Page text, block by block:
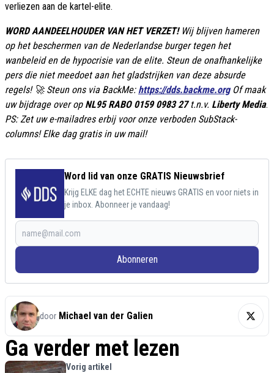
verliezen aan de kartel-elite.
WORD AANDEELHOUDER VAN HET VERZET! Wij blijven hameren
op het beschermen van de Nederlandse burger tegen het
wanbeleid en de hypocrisie van de elite. Steun de onafhankelijke
pers die niet meedoet aan het gladstrijken van deze absurde
regels! 🚀 Steun ons via BackMe: https://dds.backme.org Of maak
uw bijdrage over op NL95 RABO 0159 0983 27 t.n.v. Liberty Media.
PS: Zet uw e-mailadres erbij voor onze verboden SubStack-
columns! Elke dag gratis in uw mail!
Word lid van onze GRATIS Nieuwsbrief
Krijg ELKE dag het ECHTE nieuws GRATIS en voor niets in
je inbox. Abonneer je vandaag!
Abonneren
door Michael van der Galien
Ga verder met lezen
Vorig artikel